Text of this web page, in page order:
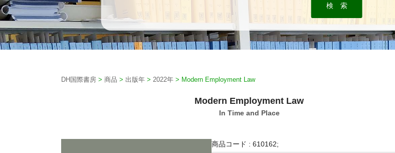
DH国際書房 > 商品 > 出版年 > 2022年 > Modern Employment Law
Modern Employment Law
In Time and Place
商品コード : 610162;